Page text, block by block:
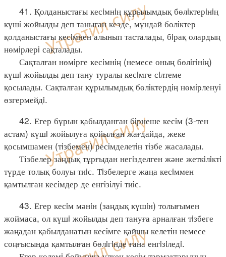
41. Қолданыстағы кесiмнiң құрылымдық бөлiктерiнiң
күшi жойылды деп таныған кезде, мұндай бөлiктер
қолданыстағы кесiмнен алынып тасталады, бiрақ олардың
нөмiрлерi сақталады.
Сақталған нөмiрге кесiмнiң (немесе оның бөлiгiнiң)
күшi жойылды деп тану туралы кесiмге сiлтеме
қосылады. Сақталған құрылымдық бөлiктердiң нөмiрленуi
өзгермейдi.
42. Егер бұрын қабылданған бiрнеше кесiм (3-тен
астам) күшi жойылуға қойылған жағдайда, жеке
қосымшамен (тiзбемен) ресiмделетiн тiзбе жасалады.
Тізбелер заңдық тұрғыдан негiзделген және жеткiлiктi
түрде толық болуы тиiс. Тiзбелерге жаңа кесiммен
қамтылған кесiмдер де енгiзiлуi тиiс.
43. Егер кесiм мәнiн (заңдық күшiн) толығымен
жоймаса, ол күшi жойылды деп тануға арналған тiзбеге
жаңадан қабылданатын кесiмге қайшы келетiн немесе
соңғысында қамтылған бөлiгiнде ғана енгiзiледi.